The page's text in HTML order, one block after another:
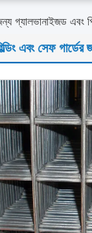
গ্যালভানাইজড এবং
এবং সেফ